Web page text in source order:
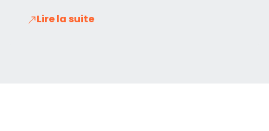
Lire la suite